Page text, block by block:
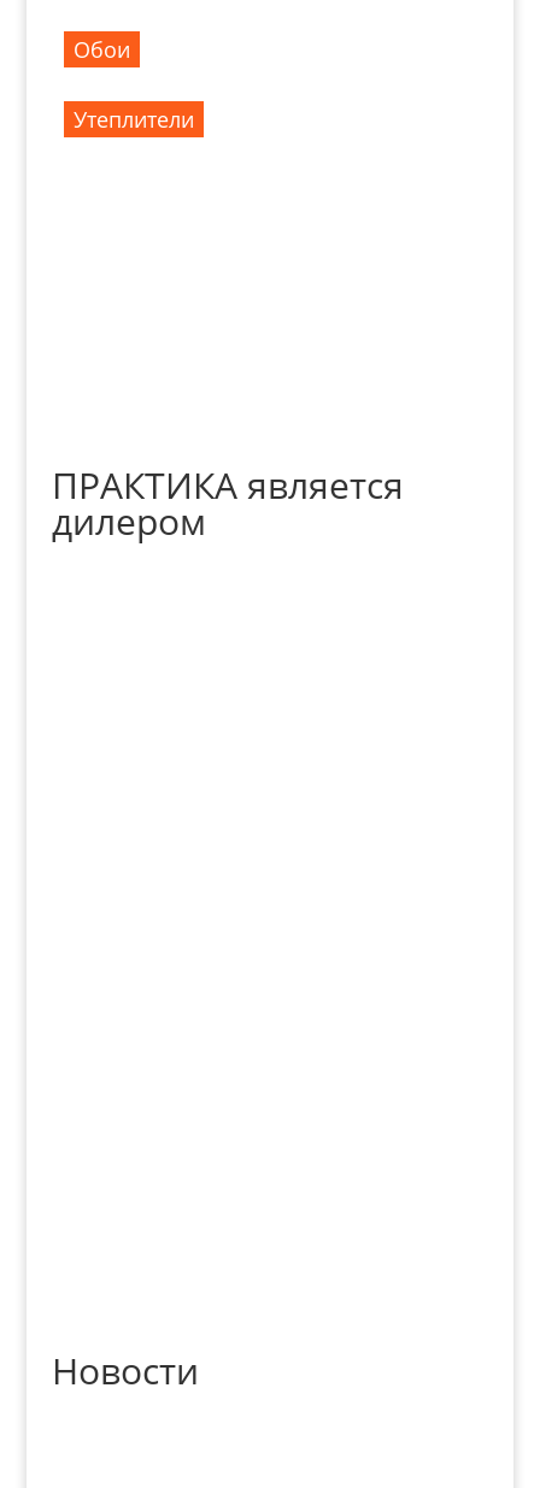
Обои
Утеплители
ПРАКТИКА является
дилером
Новости